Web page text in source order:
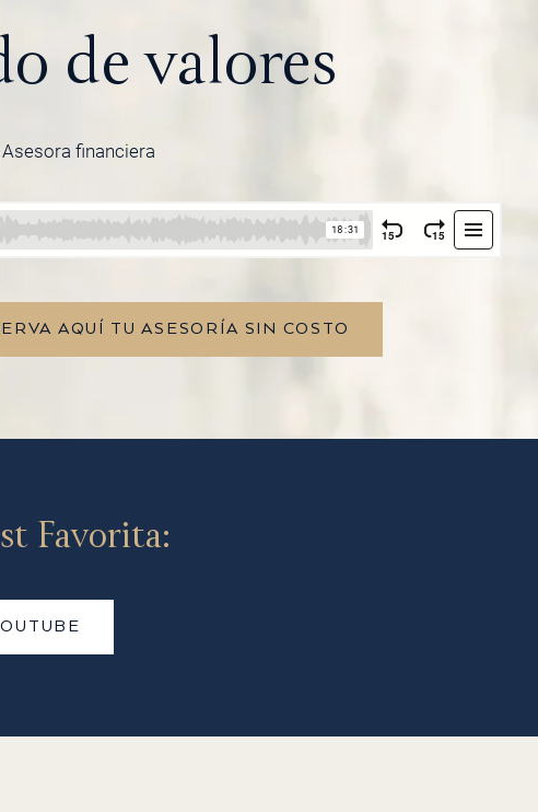
de valores
Asesora financiera
AQUÍ TU ASESORÍA SIN COSTO
Favorita: